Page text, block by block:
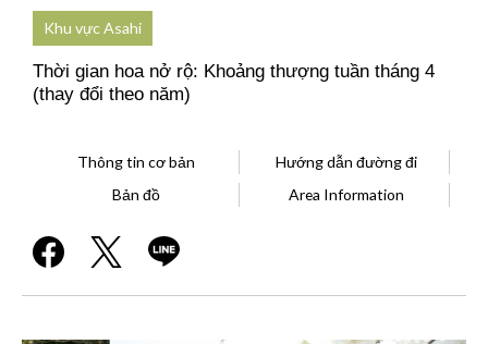
Khu vực Asahi
Thời gian hoa nở rộ: Khoảng thượng tuần tháng 4
(thay đổi theo năm)
Thông tin cơ bản
Hướng dẫn đường đi
Bản đồ
Area Information